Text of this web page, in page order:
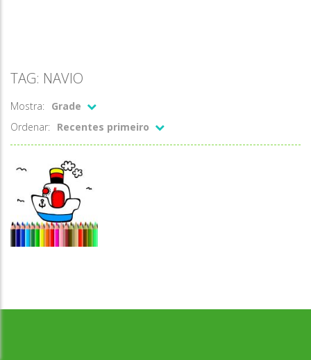
TAG: NAVIO
Mostra:
Grade
Ordenar:
Recentes primeiro
Colorir